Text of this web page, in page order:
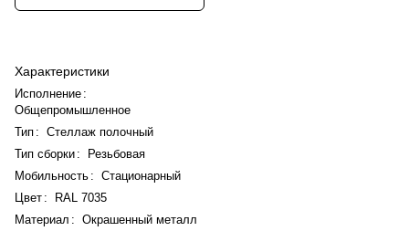
Характеристики
Исполнение :
Общепромышленное
Тип : Стеллаж полочный
Тип сборки:
Резьбовая
Мобильность : Стационарный
Цвет :
RAL 7035
Материал : Окрашенный металл